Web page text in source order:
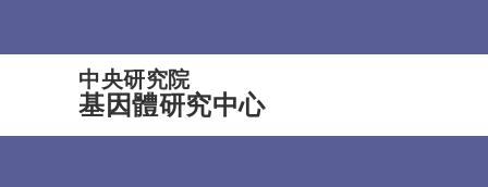
中央研究院
基因體研究中心